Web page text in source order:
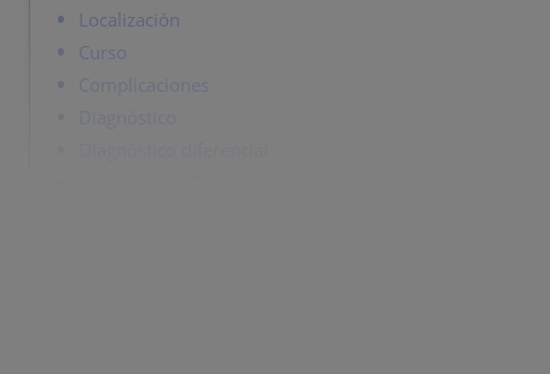
Localización
Curso
Complicaciones